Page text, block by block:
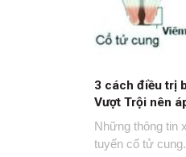
3 cách điều trị
Vượt Trội nên
Những thông tin
tuyến cổ tử